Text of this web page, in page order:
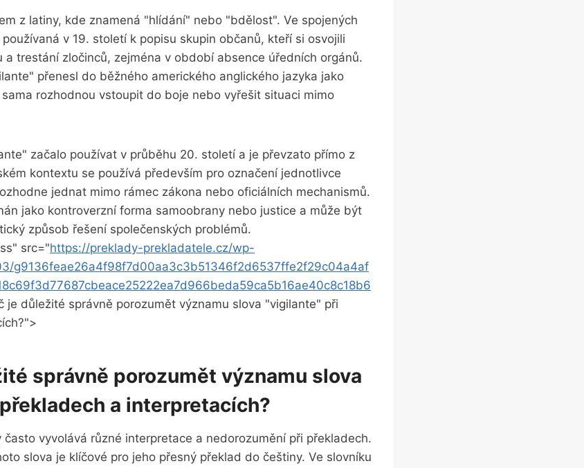
z latiny, kde znamená "hlídání" nebo "bdělost". Ve spojených
v 19. století k popisu skupin občanů, kteří si osvojili
a trestání zločinců, zejména v období absence úředních orgánů.
přenesl do běžného amerického anglického jazyka jako
rozhodnou vstoupit do boje nebo vyřešit situaci mimo
začalo používat v průběhu 20. století a je převzato přímo z
kontextu se používá především pro označení jednotlivce
jednat mimo rámec zákona nebo oficiálních mechanismů.
jako kontroverzní forma samoobrany nebo justice a může být
způsob řešení společenských problémů.
src="https://preklady-prekladatele.cz/wp-
g9136feae26a4f98f7d00aa3c3b51346f2d6537ffe2f29c04a4af
je důležité správně porozumět významu slova "vigilante" při
správně porozumět významu slova
a interpretacích?
vyvolává různé interpretace a nedorozumění při překladech.
slova je klíčové pro jeho přesný překlad do češtiny. Ve slovníku